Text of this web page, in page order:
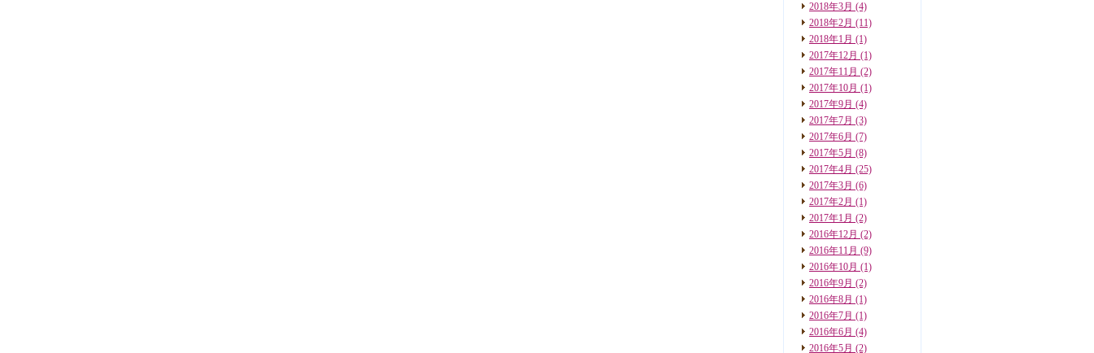
2018年3月 (4)
2018年2月 (11)
2018年1月 (1)
2017年12月 (1)
2017年11月 (2)
2017年10月 (1)
2017年9月 (4)
2017年7月 (3)
2017年6月 (7)
2017年5月 (8)
2017年4月 (25)
2017年3月 (6)
2017年2月 (1)
2017年1月 (2)
2016年12月 (2)
2016年11月 (9)
2016年10月 (1)
2016年9月 (2)
2016年8月 (1)
2016年7月 (1)
2016年6月 (4)
2016年5月 (2)